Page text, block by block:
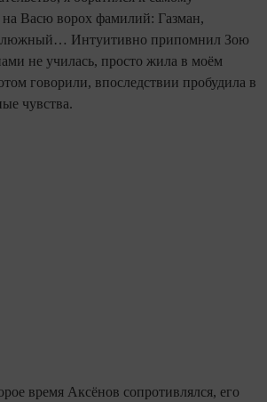
Васю ворох фамилий: Газман,
Интуитивно припомнил Зою
не училась, просто жила в моём
говорили, впоследствии пробудила в
чувства.
время Аксёнов сопротивлялся, его